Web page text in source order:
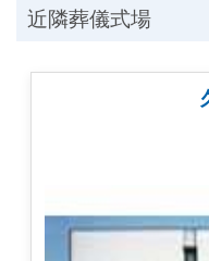
近隣葬儀式場